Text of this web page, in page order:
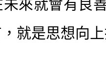
來就會有良
就是思想向